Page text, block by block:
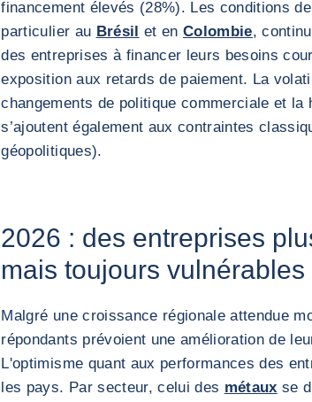
financement élevés (28%). Les conditions
particulier au Brésil et en Colombie,
des entreprises à financer leurs besoins
exposition aux retards de paiement. La
changements de politique commerciale et
s’ajoutent également aux contraintes
géopolitiques).
2026 : des entreprises
mais toujours vulnérables
Malgré une croissance régionale attendue
répondants prévoient une amélioration de
L'optimisme quant aux performances des
les pays. Par secteur, celui des métaux se